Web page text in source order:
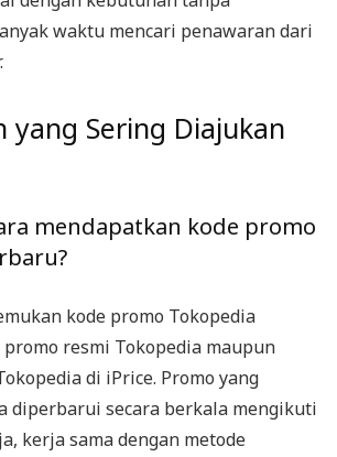
waktu mencari penawaran dari
yang Sering Diajukan
mendapatkan kode promo
kode promo Tokopedia
resmi Tokopedia maupun
di iPrice. Promo yang
diperbarui secara berkala mengikuti
kerja sama dengan metode